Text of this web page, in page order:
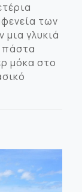
των
γλυκιά
πάστα
μόκα στο